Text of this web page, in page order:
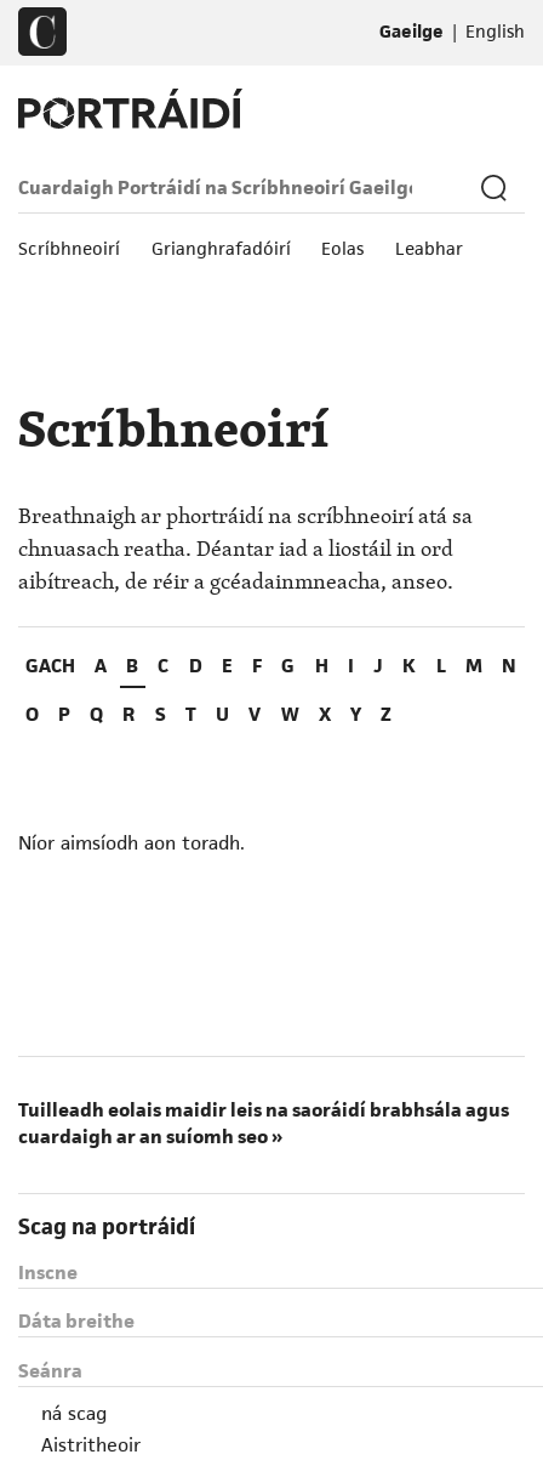
Gaeilge | English
Scríbhneoirí Grianghrafadóirí Eolas Leabhar
Scríbhneoirí
Breathnaigh ar phortráidí na scríbhneoirí atá sa
chnuasach reatha. Déantar iad a liostáil in ord
aibítreach, de réir a gcéadainmneacha, anseo.
GACH A B C D E F G H I J K L M
N
O
P Q R S T U V W X Y Z
Níor aimsíodh aon toradh.
Tuilleadh eolais maidir leis na saoráidí brabhsála agus
cuardaigh ar an suíomh seo »
Scag na portráidí
Inscne
Dáta breithe
Seánra
ná scag
Aistritheoir